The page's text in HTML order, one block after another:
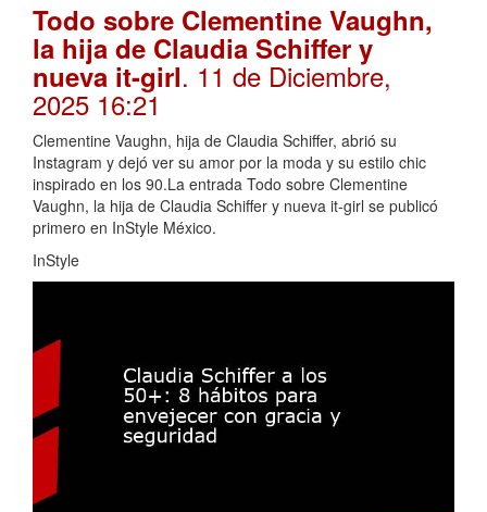
Todo sobre Clementine Vaughn,
la hija de Claudia Schiffer y
nueva it-girl. 11 de Diciembre,
2025 16:21
Clementine Vaughn, hija de Claudia Schiffer, abrió su
Instagram y dejó ver su amor por la moda y su estilo chic
inspirado en los 90.La entrada Todo sobre Clementine
Vaughn, la hija de Claudia Schiffer y nueva it-girl se publicó
primero en InStyle México.
InStyle